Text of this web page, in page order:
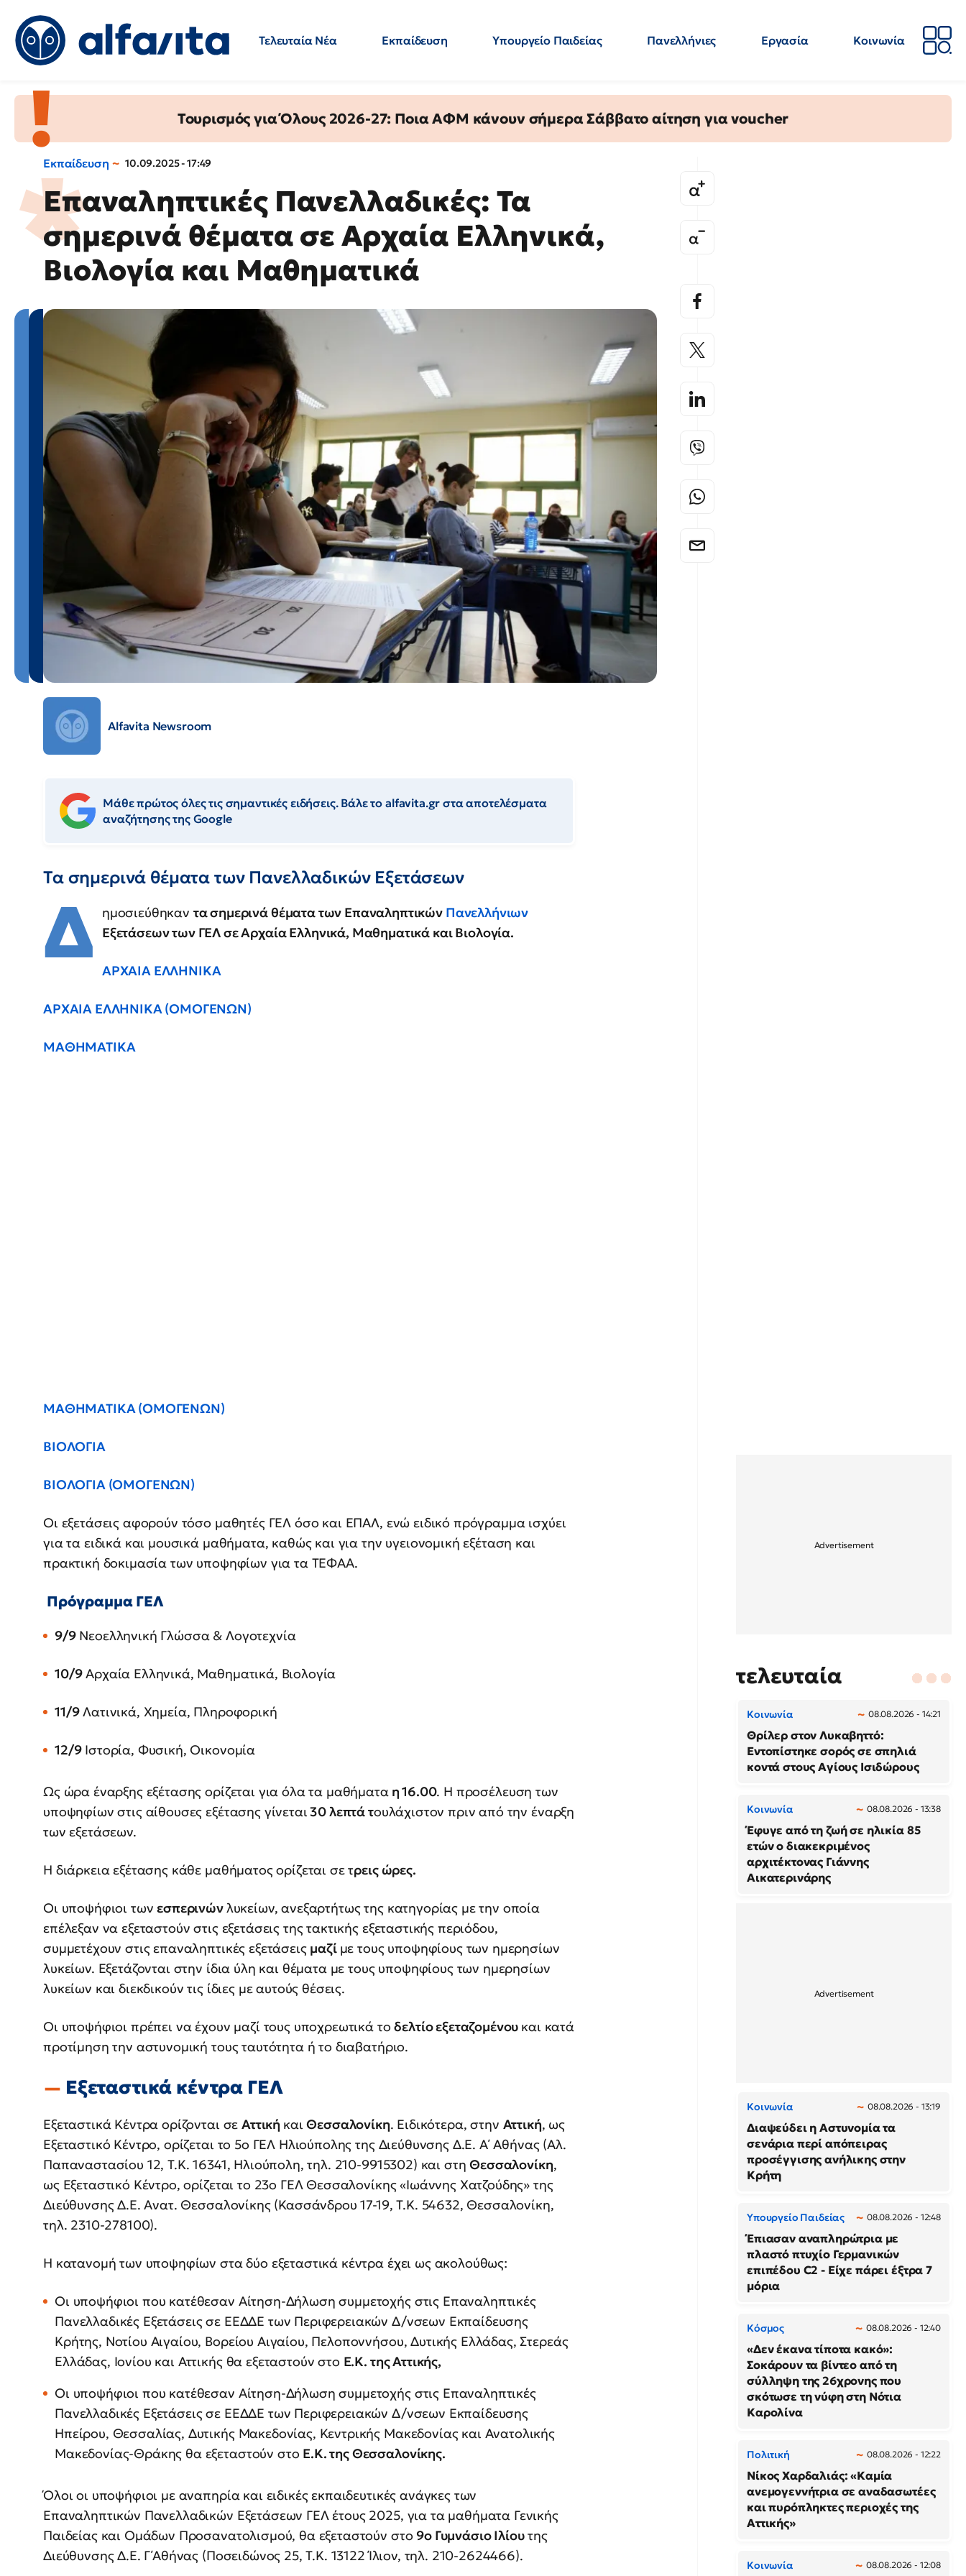
Τελευταία Νέα Εκπαίδευση Υπουργείο Παιδείας Πανελλήνιες Εργασία
Κοινωνία
Τουρισμός για Όλους 2026-27: Ποια ΑΦΜ κάνουν σήμερα Σάββατο αίτηση για voucher
Εκπαίδευση 10.09.2025 - 17:49
Επαναληπτικές Πανελλαδικές: Τα
σημερινά θέματα σε Αρχαία Ελληνικά,
Βιολογία και Μαθηματικά
Alfavita Newsroom
Μάθε πρώτος όλες τις σημαντικές ειδήσεις. Βάλε το alfavita.gr στα αποτελέσματα
αναζήτησης της Google
Τα σημερινά θέματα των Πανελλαδικών Εξετάσεων
Δ ημοσιεύθηκαν τα σημερινά θέματα των Επαναληπτικών Πανελλήνιων
Εξετάσεων των ΓΕΛ σε Αρχαία Ελληνικά, Μαθηματικά και Βιολογία.
ΑΡΧΑΙΑ ΕΛΛΗΝΙΚΑ
ΑΡΧΑΙΑ ΕΛΛΗΝΙΚΑ (ΟΜΟΓΕΝΩΝ)
ΜΑΘΗΜΑΤΙΚΑ
ΜΑΘΗΜΑΤΙΚΑ (ΟΜΟΓΕΝΩΝ)
ΒΙΟΛΟΓΙΑ
ΒΙΟΛΟΓΙΑ (ΟΜΟΓΕΝΩΝ)
Οι εξετάσεις αφορούν τόσο μαθητές ΓΕΛ όσο και ΕΠΑΛ, ενώ ειδικό πρόγραμμα ισχύει
για τα ειδικά και μουσικά μαθήματα, καθώς και για την υγειονομική εξέταση και
πρακτική δοκιμασία των υποψηφίων για τα ΤΕΦΑΑ.
Πρόγραμμα ΓΕΛ
9/9Νεοελληνική Γλώσσα & Λογοτεχνία
10/9Αρχαία Ελληνικά, Μαθηματικά, Βιολογία
11/9Λατινικά, Χημεία, Πληροφορική
12/9Ιστορία, Φυσική, Οικονομία
Ως ώρα έναρξης εξέτασης ορίζεται για όλα τα μαθήματαη 16.00. Η προσέλευση των
υποψηφίων στις αίθουσες εξέτασης γίνεται30 λεπτά τουλάχιστον πριν από την έναρξη
των εξετάσεων.
Η διάρκεια εξέτασης κάθε μαθήματος ορίζεται σε τρεις ώρες.
Οι υποψήφιοι τωνεσπερινώνλυκείων, ανεξαρτήτως της κατηγορίας με την οποία
επέλεξαν να εξεταστούν στις εξετάσεις της τακτικής εξεταστικής περιόδου,
συμμετέχουν στις επαναληπτικές εξετάσεις μαζί με τους υποψηφίους των ημερησίων
λυκείων. Εξετάζονται στην ίδια ύλη και θέματα με τους υποψηφίους των ημερησίων
λυκείων και διεκδικούν τις ίδιες με αυτούς θέσεις.
Οι υποψήφιοι πρέπει να έχουν μαζί τους υποχρεωτικά τοδελτίο εξεταζομένου και κατά
προτίμηση την αστυνομική τους ταυτότητα ή το διαβατήριο.
Εξεταστικά κέντρα ΓΕΛ
Εξεταστικά Κέντρα ορίζονται σεΑττική καιΘεσσαλονίκη. Ειδικότερα, στην Αττική, ως
Εξεταστικό Κέντρο, ορίζεται το 5ο ΓΕΛ Ηλιούπολης της Διεύθυνσης Δ.Ε. Α΄ Αθήνας (Αλ.
Παπαναστασίου 12, Τ.Κ. 16341, Ηλιούπολη, τηλ. 210-9915302) και στηΘεσσαλονίκη,
ως Εξεταστικό Κέντρο, ορίζεται το 23ο ΓΕΛ Θεσσαλονίκης «Ιωάννης Χατζούδης» της
Διεύθυνσης Δ.Ε. Ανατ. Θεσσαλονίκης (Κασσάνδρου 17-19, Τ.Κ. 54632, Θεσσαλονίκη,
τηλ. 2310-278100).
Η κατανομή των υποψηφίων στα δύο εξεταστικά κέντρα έχει ως ακολούθως:
Οι υποψήφιοι που κατέθεσαν Αίτηση-Δήλωση συμμετοχής στις Επαναληπτικές
Πανελλαδικές Εξετάσεις σε ΕΕΔΔΕ των Περιφερειακών Δ/νσεων Εκπαίδευσης
Κρήτης, Νοτίου Αιγαίου, Βορείου Αιγαίου, Πελοποννήσου, Δυτικής Ελλάδας, Στερεάς
Ελλάδας, Ιονίου και Αττικής θα εξεταστούν στο Ε.Κ. της Αττικής,
Οι υποψήφιοι που κατέθεσαν Αίτηση-Δήλωση συμμετοχής στις Επαναληπτικές
Πανελλαδικές Εξετάσεις σε ΕΕΔΔΕ των Περιφερειακών Δ/νσεων Εκπαίδευσης
Ηπείρου, Θεσσαλίας, Δυτικής Μακεδονίας, Κεντρικής Μακεδονίας και Ανατολικής
Μακεδονίας-Θράκης θα εξεταστούν στο Ε.Κ. της Θεσσαλονίκης.
Όλοι οι υποψήφιοι με αναπηρία και ειδικές εκπαιδευτικές ανάγκες των
Επαναληπτικών Πανελλαδικών Εξετάσεων ΓΕΛ έτους 2025, για τα μαθήματα Γενικής
Παιδείας και Ομάδων Προσανατολισμού, θα εξεταστούν στο 9ο Γυμνάσιο Ιλίουτης
Διεύθυνσης Δ.Ε. Γ΄Αθήνας (Ποσειδώνος 25, Τ.Κ. 13122 Ίλιον, τηλ. 210-2624466).
τελευταία
Κοινωνία 08.08.2026 - 14:21
Θρίλερ στον Λυκαβηττό:
Εντοπίστηκε σορός σε σπηλιά
κοντά στους Αγίους Ισιδώρους
Κοινωνία 08.08.2026 - 13:38
Έφυγε από τη ζωή σε ηλικία 85
ετών ο διακεκριμένος
αρχιτέκτονας Γιάννης
Αικατερινάρης
Κοινωνία 08.08.2026 - 13:19
Διαψεύδει η Αστυνομία τα
σενάρια περί απόπειρας
προσέγγισης ανήλικης στην
Κρήτη
Υπουργείο Παιδείας 08.08.2026 - 12:48
Έπιασαν αναπληρώτρια με
πλαστό πτυχίο Γερμανικών
επιπέδου C2 - Είχε πάρει έξτρα 7
μόρια
Κόσμος 08.08.2026 - 12:40
«Δεν έκανα τίποτα κακό»:
Σοκάρουν τα βίντεο από τη
σύλληψη της 26χρονης που
σκότωσε τη νύφη στη Νότια
Καρολίνα
Πολιτική 08.08.2026 - 12:22
Νίκος Χαρδαλιάς: «Καμία
ανεμογεννήτρια σε αναδασωτέες
και πυρόπληκτες περιοχές της
Αττικής»
Κοινωνία 08.08.2026 - 12:08